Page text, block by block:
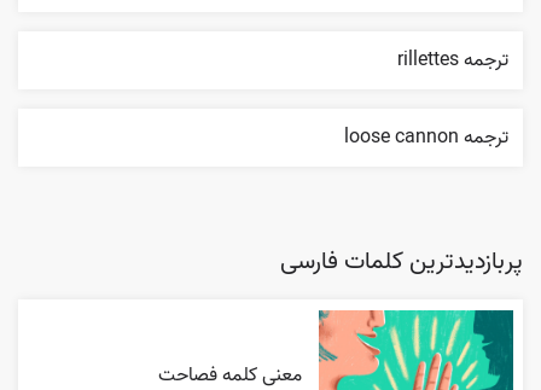
ترجمه rillettes
ترجمه loose cannon
پربازدیدترین کلمات فارسی
معنی کلمه فصاحت